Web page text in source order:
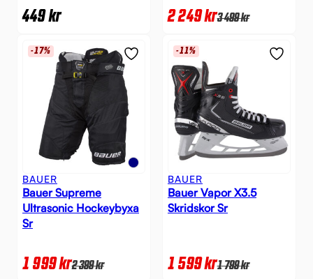
449kr 2 249kr3 499kr
-17%
BAUER
Bauer Supreme
Ultrasonic Hockeybyxa
Sr
1 999kr2 399kr
-11%
BAUER
Bauer Vapor X3.5
Skridskor Sr
1 599kr1 799kr